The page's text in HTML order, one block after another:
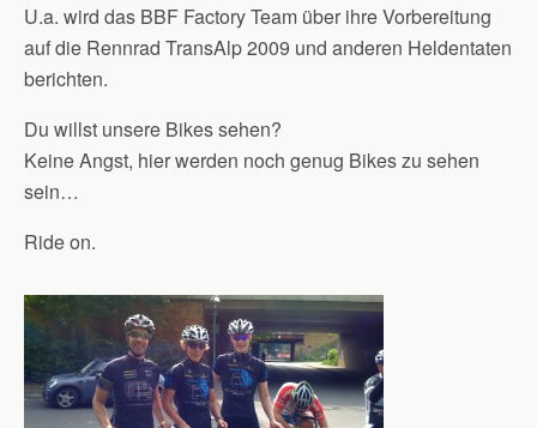
U.a. wird das BBF Factory Team über ihre Vorbereitung
auf die Rennrad TransAlp 2009 und anderen Heldentaten
berichten.
Du willst unsere Bikes sehen?
Keine Angst, hier werden noch genug Bikes zu sehen
sein…
Ride on.